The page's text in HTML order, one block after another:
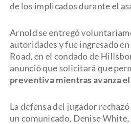
de los implicados durante el
Arnold se entregó
autoridades y fue ingresado
Road, en el condado de
anunció que solicitará que
preventiva mientras avanza
La defensa del jugador
un comunicado, Denise